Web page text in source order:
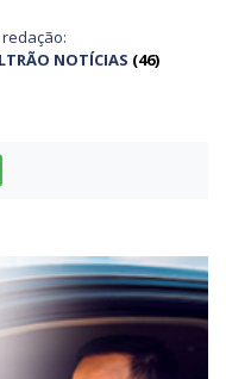
NOTÍCIAS (46)